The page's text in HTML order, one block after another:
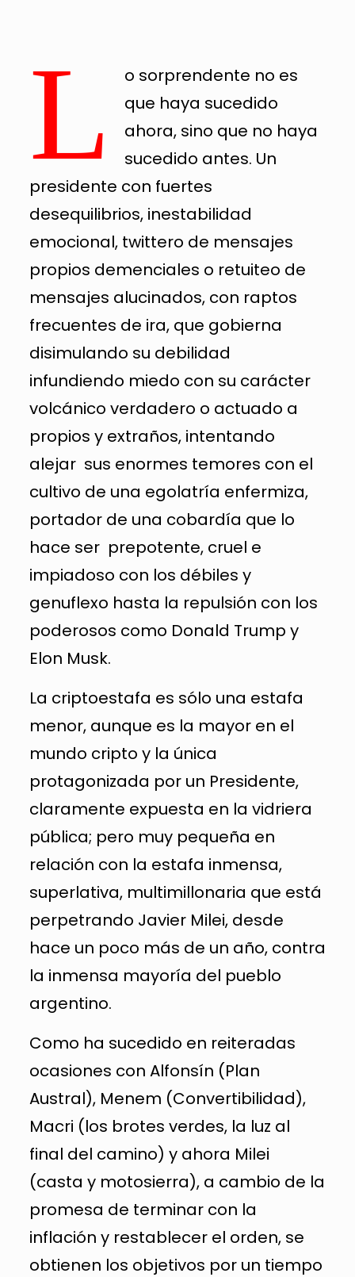
L
o sorprendente no es
que haya sucedido
ahora, sino que no haya
sucedido antes. Un
presidente con fuertes
desequilibrios, inestabilidad
emocional, twittero de mensajes
propios demenciales o retuiteo de
mensajes alucinados, con raptos
frecuentes de ira, que gobierna
disimulando su debilidad
infundiendo miedo con su carácter
volcánico verdadero o actuado a
propios y extraños, intentando
alejar sus enormes temores con el
cultivo de una egolatría enfermiza,
portador de una cobardía que lo
hace ser prepotente, cruel e
impiadoso con los débiles y
genuflexo hasta la repulsión con los
poderosos como Donald Trump y
Elon Musk.
La criptoestafa es sólo una estafa
menor, aunque es la mayor en el
mundo cripto y la única
protagonizada por un Presidente,
claramente expuesta en la vidriera
pública; pero muy pequeña en
relación con la estafa inmensa,
superlativa, multimillonaria que está
perpetrando Javier Milei, desde
hace un poco más de un año, contra
la inmensa mayoría del pueblo
argentino.
Como ha sucedido en reiteradas
ocasiones con Alfonsín (Plan
Austral), Menem (Convertibilidad),
Macri (los brotes verdes, la luz al
final del camino) y ahora Milei
(casta y motosierra), a cambio de la
promesa de terminar con la
inflación y restablecer el orden, se
obtienen los objetivos por un tiempo